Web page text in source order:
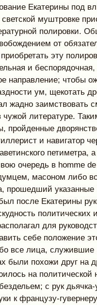
Екатерины под
муштровке
полировки.
от
эту
и
направление; чтобы
ум, щекотать
жадно заимствовать
литературе.
пройденные
и навигатор
петиметра,
очередь в homme
масоном либо
прошедший
после Екатерины
политических
для
себе положение
все лица, служившие
были похожи друг на
на политической
с рук дьячка-
к французу-